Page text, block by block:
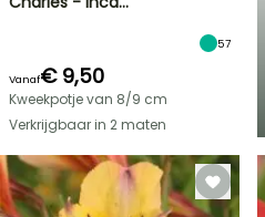
57
Vanaf€ 9,50
Kweekpotje van 8/9 cm
Verkrijgbaar in 2 maten